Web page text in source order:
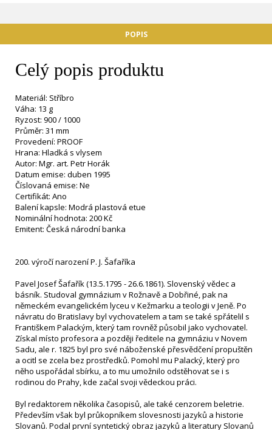
POPIS
Celý popis produktu
Materiál: Stříbro
Váha: 13 g
Ryzost: 900 / 1000
Průměr: 31 mm
Provedení: PROOF
Hrana: Hladká s vlysem
Autor: Mgr. art. Petr Horák
Datum emise: duben 1995
Číslovaná emise: Ne
Certifikát: Ano
Balení kapsle: Modrá plastová etue
Nominální hodnota: 200 Kč
Emitent: Česká národní banka
200. výročí narození P. J. Šafaříka
Pavel Josef Šafařík (13.5.1795 - 26.6.1861). Slovenský vědec a
básník. Studoval gymnázium v Rožnavě a Dobřiné, pak na
německém evangelickém lyceu v Kežmarku a teologii v Jeně. Po
návratu do Bratislavy byl vychovatelem a tam se také spřátelil s
Františkem Palackým, který tam rovněž působil jako vychovatel.
Získal místo profesora a později ředitele na gymnáziu v Novem
Sadu, ale r. 1825 byl pro své náboženské přesvědčení propuštěn
a ocitl se zcela bez prostředků. Pomohl mu Palacký, který pro
něho uspořádal sbírku, a to mu umožnilo odstěhovat se i s
rodinou do Prahy, kde začal svoji vědeckou práci.
Byl redaktorem několika časopisů, ale také cenzorem beletrie.
Především však byl průkopníkem slovesnosti jazyků a historie
Slovanů. Podal první syntetický obraz jazyků a literatury Slovanů